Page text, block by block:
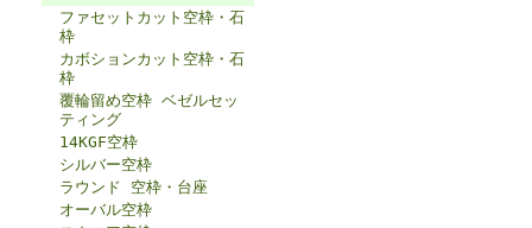
ファセットカット空枠・石
枠
カボションカット空枠・石
枠
覆輪留め空枠 ベゼルセッ
ティング
14KGF空枠
シルバー空枠
ラウンド 空枠・台座
オーバル空枠